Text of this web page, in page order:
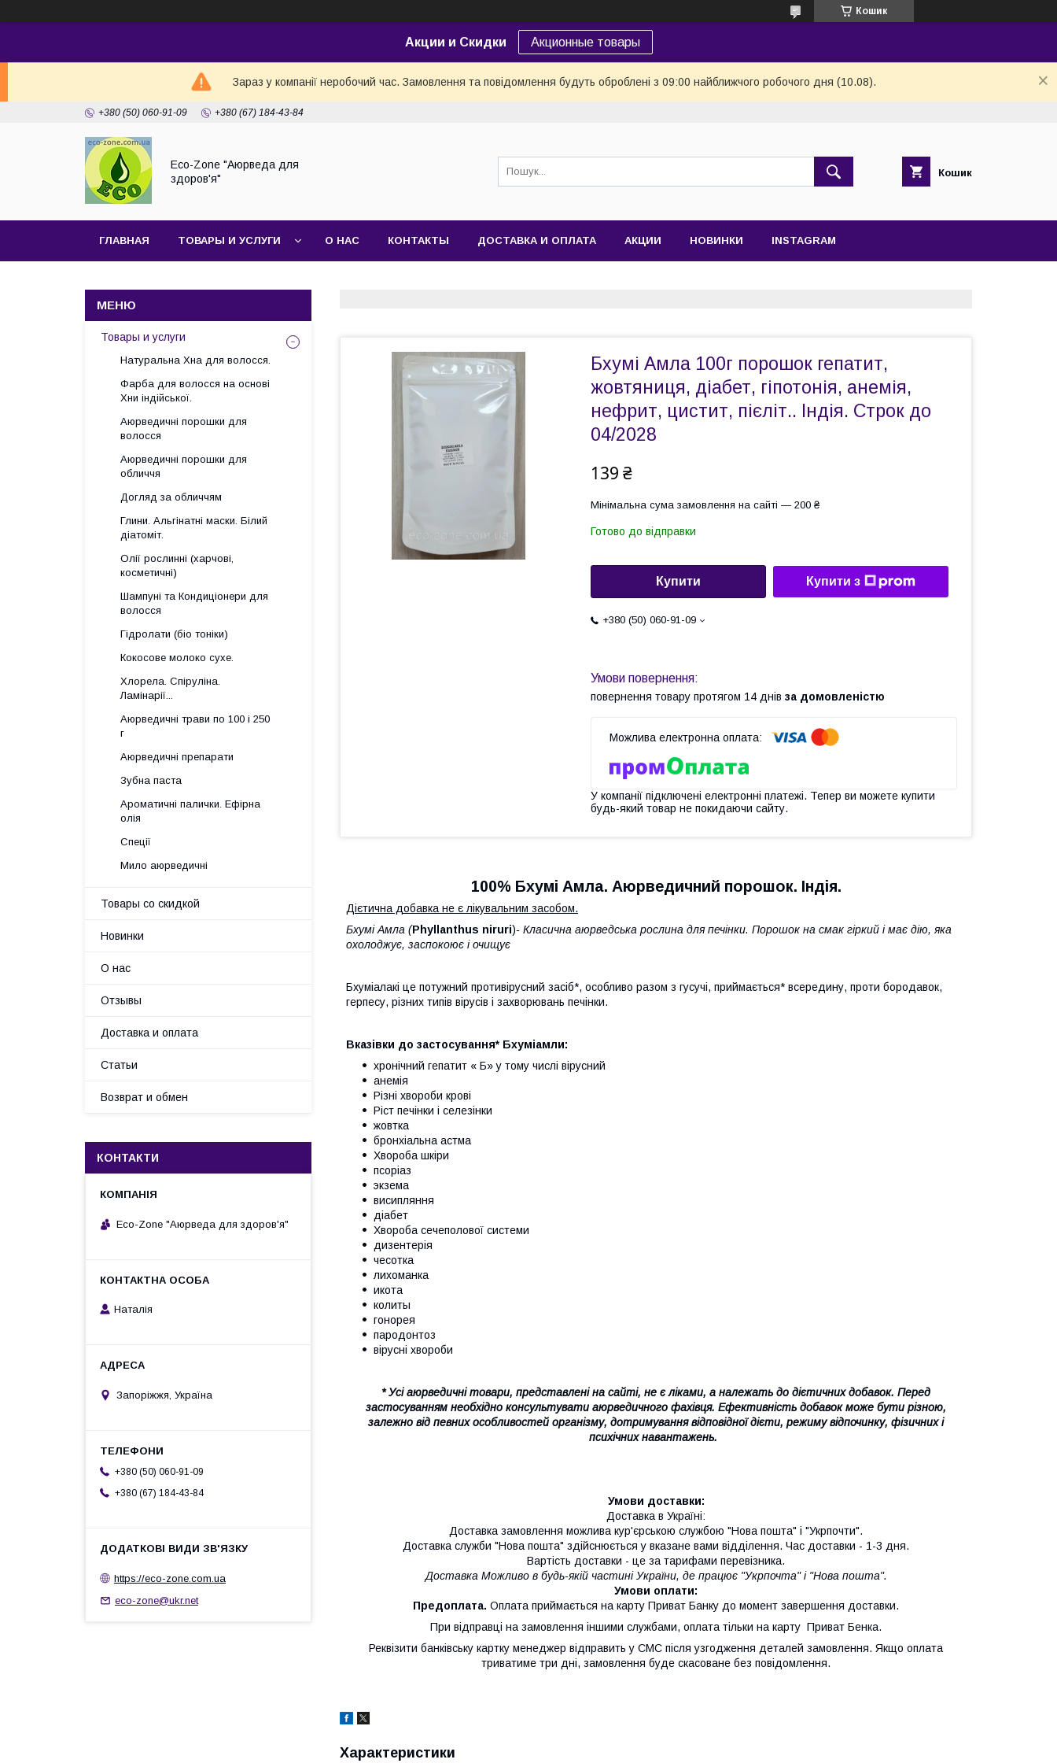
Кошик
Акции и Скидки Акционные товары
Зараз у компанії неробочий час. Замовлення та повідомлення будуть оброблені з 09:00 найближчого робочого дня (10.08).
+380 (50) 060-91-09 +380 (67) 184-43-84
Eco-Zone "Аюрведа для
здоров'я"
Кошик
ГЛАВНАЯ ТОВАРЫ И УСЛУГИ О НАС КОНТАКТЫ ДОСТАВКА И ОПЛАТА АКЦИИ НОВИНКИ INSTAGRAM
Бхумі Амла 100г порошок гепатит,
жовтяниця, діабет, гіпотонія, анемія,
нефрит, цистит, пієліт.. Індія. Строк до
04/2028
139 ₴
Мінімальна сума замовлення на сайті — 200 ₴
Готово до відправки
Купити Купити з
+380 (50) 060-91-09
повернення товару протягом 14 днів за домовленістю
У компанії підключені електронні платежі. Тепер ви можете купити
будь-який товар не покидаючи сайту.
100% Бхумі Амла. Аюрведичний порошок. Індія.
Дієтична добавка не є лікувальним засобом.
Бхумі Амла (Phyllanthus niruri)- Класична аюрведська рослина для печінки. Порошок на смак гіркий і має дію, яка
охолоджує, заспокоює і очищує
Бхуміалакі це потужний противірусний засіб*, особливо разом з гусучі, приймається* всередину, проти бородавок,
герпесу, різних типів вірусів і захворювань печінки.
Вказівки до застосування* Бхуміамли:
хронічний гепатит « Б» у тому числі вірусний
анемія
Різні хвороби крові
Ріст печінки і селезінки
жовтка
бронхіальна астма
Хвороба шкіри
псоріаз
экзема
висипляння
діабет
Хвороба сечеполової системи
дизентерія
чeсотка
лихоманка
икота
колиты
гонорея
пародонтоз
вірусні хвороби
* Усі аюрведичні товари, представлені на сайті, не є ліками, а належать до дієтичних добавок. Перед
застосуванням необхідно консультувати аюрведичного фахівця. Ефективність добавок може бути різною,
залежно від певних особливостей організму, дотримування відповідної дієти, режиму відпочинку, фізичних і
психічних навантажень.
Умови доставки:
Доставка в Україні:
Доставка замовлення можлива кур'єрською службою "Нова пошта" і "Укрпочти".
Доставка служби "Нова пошта" здійснюється у вказане вами відділення. Час доставки - 1-3 дня.
Вартість доставки - це за тарифами перевізника.
Доставка Можливо в будь-якій частині України, де працює "Укрпочта" і "Нова пошта".
Умови оплати:
Предоплата. Оплата приймається на карту Приват Банку до момент завершення доставки.
При відправці на замовлення іншими службами, оплата тільки на карту Приват Бенка.
Реквізити банківську картку менеджер відправить у СМС після узгодження деталей замовлення. Якщо оплата
триватиме три дні, замовлення буде скасоване без повідомлення.
Характеристики
Товары и услуги
Натуральна Хна для волосся.
Фарба для волосся на основі
Хни індійської.
Аюрведичні порошки для
волосся
Аюрведичні порошки для
обличчя
Догляд за обличчям
Глини. Альгінатні маски. Білий
діатоміт.
Олії рослинні (харчові,
косметичні)
Шампуні та Кондиціонери для
волосся
Гідролати (біо тоніки)
Кокосове молоко сухе.
Хлорела. Спіруліна.
Ламінарії...
Аюрведичні трави по 100 і 250
г
Аюрведичні препарати
Зубна паста
Ароматичні палички. Ефірна
олія
Спеції
Мило аюрведичні
Товары со скидкой
Новинки
О нас
Отзывы
Доставка и оплата
Статьи
Возврат и обмен
КОНТАКТИ
Eco-Zone "Аюрведа для здоров'я"
Наталія
Запоріжжя, Україна
+380 (50) 060-91-09
+380 (67) 184-43-84
https://eco-zone.com.ua
eco-zone@ukr.net